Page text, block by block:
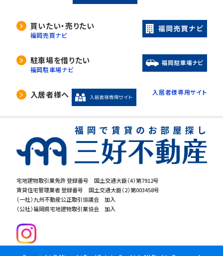
宅地建物取引業免許 登録番号 国土交通大臣（4）第7912号
賃貸住宅管理業者 登録番号 国土交通大臣（2）第003458号
（一社）九州不動産公正取引協議会 加入
（公社）福岡県宅地建物取引業協会 加入
買いたい・売りたい
福岡売買ナビ
駐車場を借りたい
福岡駐車場ナビ
入居者様へ 入居者様専用サイト